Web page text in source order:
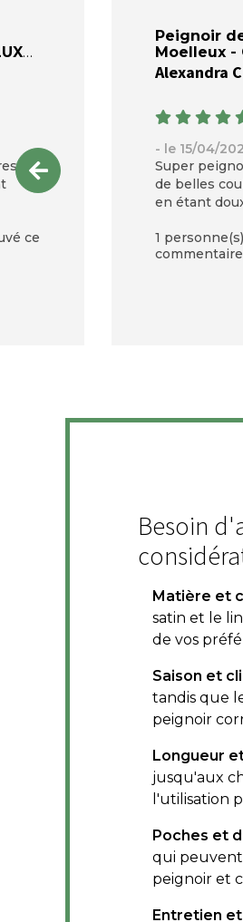
ce
Peignoir
Moelleux -
Alexandra C
- le 15/04/
Super
de belles
en étant
1
Besoin
Matière et
satin et le
de vos
Saison et
tandis que
peignoir
Longueur
jusqu'aux
l'utilisation
Poches et
qui peuvent
peignoir et
Entretien